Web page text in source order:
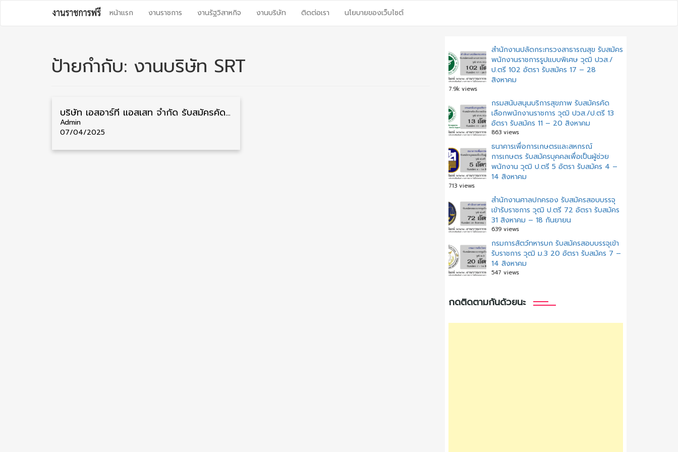
content
หน้าแรก งานราชการ งานรัฐวิสาหกิจ งานบริษัท ติดต่อเรา นโยบายของเว็บไซต์
ป้ายกำกับ: งานบริษัท SRT
บริษัท เอสอาร์ที แอสเสท จำกัด รับสมัครคัดเลือกเป็นพนักงาน วุฒิ ป.ตรี หลายตำแหน่ง หลายสาขา รับสมัคร 3 เมษายน – 2 พฤษภาคม
Admin
07/04/2025
สำนักงานปลัดกระทรวงสาธารณสุข รับสมัคร
พนักงานราชการรูปแบบพิเศษ วุฒิ ปวส./
ป.ตรี 102 อัตรา รับสมัคร 17 – 28
สิงหาคม
7.9k views
กรมสนับสนุนบริการสุขภาพ รับสมัครคัด
เลือกพนักงานราชการ วุฒิ ปวส./ป.ตรี 13
อัตรา รับสมัคร 11 – 20 สิงหาคม
863 views
ธนาคารเพื่อการเกษตรและสหกรณ์
การเกษตร รับสมัครบุคคลเพื่อเป็นผู้ช่วย
พนักงาน วุฒิ ป.ตรี 5 อัตรา รับสมัคร 4 –
14 สิงหาคม
713 views
สํานักงานศาลปกครอง รับสมัครสอบบรรจุ
เข้ารับราชการ วุฒิ ป.ตรี 72 อัตรา รับสมัคร
31 สิงหาคม – 18 กันยายน
639 views
กรมการสัตว์ทหารบก รับสมัครสอบบรรจุเข้า
รับราชการ วุฒิ ม.3 20 อัตรา รับสมัคร 7 –
14 สิงหาคม
547 views
กดติดตามกันด้วยนะ